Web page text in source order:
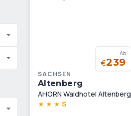
Ab
€239
SACHSEN
Altenberg
AHORN Waldhotel Altenberg
★ ★ ★ S